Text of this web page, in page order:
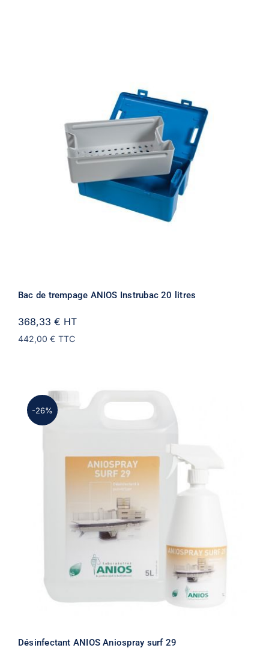
Bac de trempage ANIOS Instrubac 20 litres
368,33 € HT
442,00 € TTC
-26%
Désinfectant ANIOS Aniospray surf 29